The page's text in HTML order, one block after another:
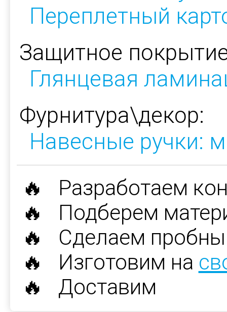
Переплетный
Защитное
Глянцевая
Фурнитура\декор:
Навесные ручки:
🔥 Разработаем
🔥 Подберем
🔥 Сделаем
🔥 Изготовим на
🔥 Доставим